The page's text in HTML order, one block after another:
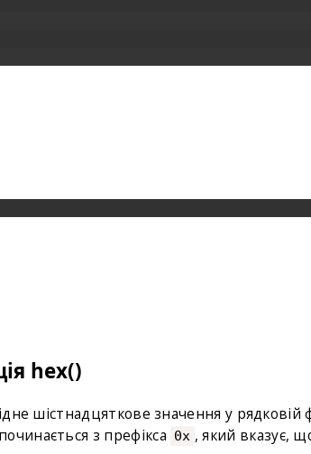
hex()
шістнадцяткове значення у рядковій
з префікса 0x , який вказує,